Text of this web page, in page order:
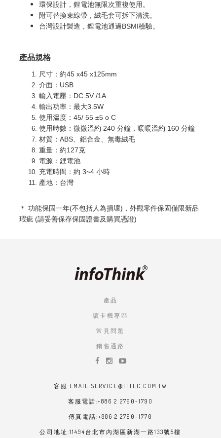
環保設計，鋰電池無限次重複使用。
附可替換束線帶，絨毛套可拆下清洗。
台灣設計製造，鋰電池通過BSMI檢驗。
產品規格
尺寸：約45 x45 x125mm
介面：USB
輸入電壓：DC 5V /1A
輸出功率：最大3.5W
使用溫度：45/ 55 ±5 o C
使用時數：微微溫約 240 分鐘，暖暖溫約 160 分鐘
材質：ABS、鋁合金、無毒絨毛
重量：約127克
電源：鋰電池
充電時間：約 3~4 小時
產地：台灣
＊ 功能保固一年(不包括人為損壞)，外觀零件保固僅限新品
瑕疵 (請妥善保存保固證書及購買憑證)
產品
讀卡機專區
常見問題
銷售通路
客服 EMAIL:SERVICE@ITTEC.COM.TW
客服電話:+886 2 2790-1790
傳真電話:+886 2 2790-1770
公司地址:11494台北市內湖區新湖一路133號5樓